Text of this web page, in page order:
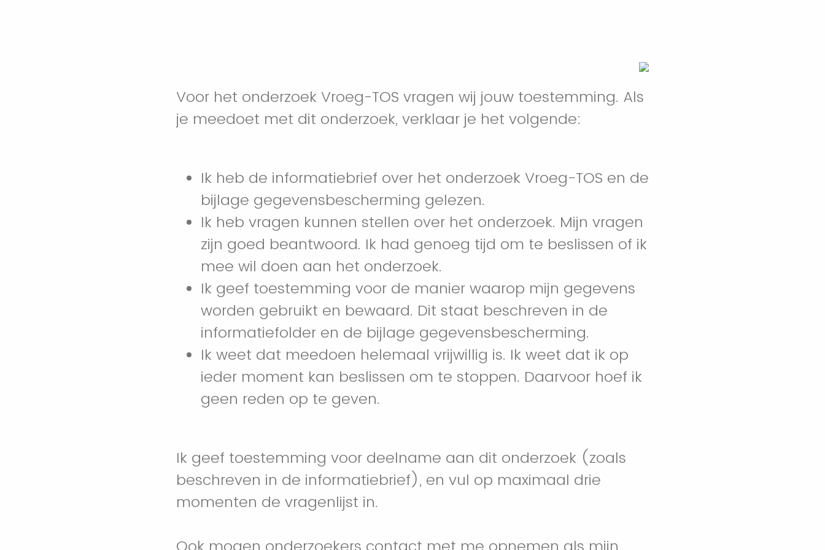
Voor het onderzoek Vroeg-TOS vragen wij jouw toestemming. Als
je meedoet met dit onderzoek, verklaar je het volgende:
Ik heb de informatiebrief over het onderzoek Vroeg-TOS en de
bijlage gegevensbescherming gelezen.
Ik heb vragen kunnen stellen over het onderzoek. Mijn vragen
zijn goed beantwoord. Ik had genoeg tijd om te beslissen of ik
mee wil doen aan het onderzoek.
Ik geef toestemming voor de manier waarop mijn gegevens
worden gebruikt en bewaard. Dit staat beschreven in de
informatiefolder en de bijlage gegevensbescherming.
Ik weet dat meedoen helemaal vrijwillig is. Ik weet dat ik op
ieder moment kan beslissen om te stoppen. Daarvoor hoef ik
geen reden op te geven.
Ik geef toestemming voor deelname aan dit onderzoek (zoals
beschreven in de informatiebrief), en vul op maximaal drie
momenten de vragenlijst in.